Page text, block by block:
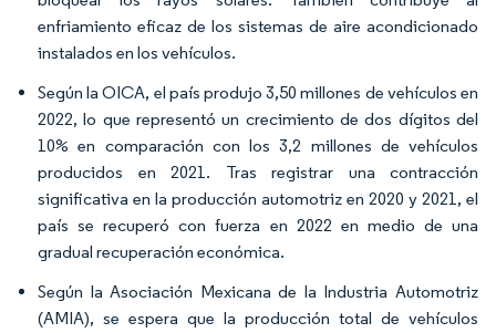
enfriamiento eficaz de los sistemas de aire acondicionado
instalados en los vehículos.
Según la OICA, el país produjo 3,50 millones de vehículos en
2022, lo que representó un crecimiento de dos dígitos del
10% en comparación con los 3,2 millones de vehículos
producidos en 2021. Tras registrar una contracción
significativa en la producción automotriz en 2020 y 2021, el
país se recuperó con fuerza en 2022 en medio de una
gradual recuperación económica.
Según la Asociación Mexicana de la Industria Automotriz
(AMIA), se espera que la producción total de vehículos